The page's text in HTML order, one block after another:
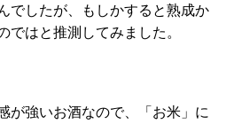
でしたが、もしかすると熟成か
ではと推測してみました。
が強いお酒なので、「お米」に